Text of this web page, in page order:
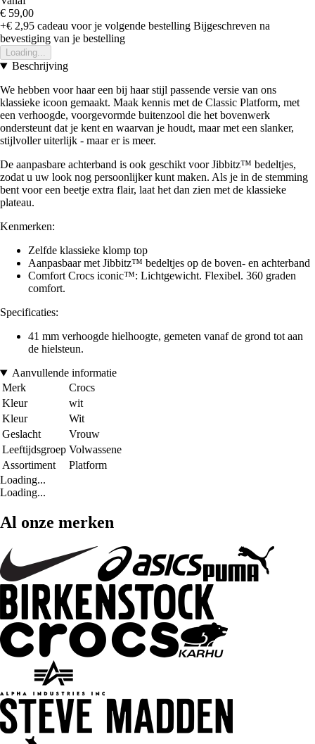
€ 59,00
+€ 2,95 cadeau voor je volgende bestelling Bijgeschreven na
bevestiging van je bestelling
Loading...
Beschrijving
We hebben voor haar een bij haar stijl passende versie van ons
klassieke icoon gemaakt. Maak kennis met de Classic Platform, met
een verhoogde, voorgevormde buitenzool die het bovenwerk
ondersteunt dat je kent en waarvan je houdt, maar met een slanker,
stijlvoller uiterlijk - maar er is meer.
De aanpasbare achterband is ook geschikt voor Jibbitz™ bedeltjes,
zodat u uw look nog persoonlijker kunt maken. Als je in de stemming
bent voor een beetje extra flair, laat het dan zien met de klassieke
plateau.
Kenmerken:
Zelfde klassieke klomp top
Aanpasbaar met Jibbitz™ bedeltjes op de boven- en achterband
Comfort Crocs iconic™: Lichtgewicht. Flexibel. 360 graden
comfort.
Specificaties:
41 mm verhoogde hielhoogte, gemeten vanaf de grond tot aan
de hielsteun.
Aanvullende informatie
Merk
Crocs
Kleur
wit
Kleur
Wit
Geslacht
Vrouw
Leeftijdsgroep Volwassene
Assortiment
Platform
Loading...
Loading...
Al onze merken